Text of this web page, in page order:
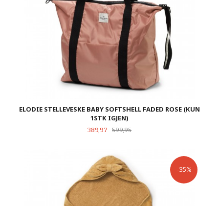
ELODIE STELLEVESKE BABY SOFTSHELL FADED ROSE (KUN
1STK IGJEN)
Tilbud
389,97 599,95Rabatt
-35%